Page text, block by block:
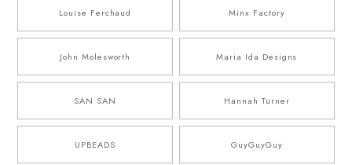
Louise Ferchaud Minx Factory
John Molesworth Maria Ida Designs
SAN SAN Hannah Turner
UPBEADS GuyGuyGuy